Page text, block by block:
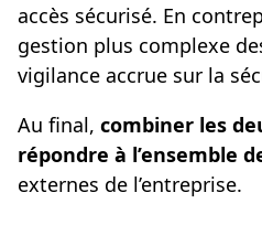
accès sécurisé. En
gestion plus complexe
vigilance accrue sur la
Au final, combiner les
répondre à l’ensemble
externes de l’entreprise.